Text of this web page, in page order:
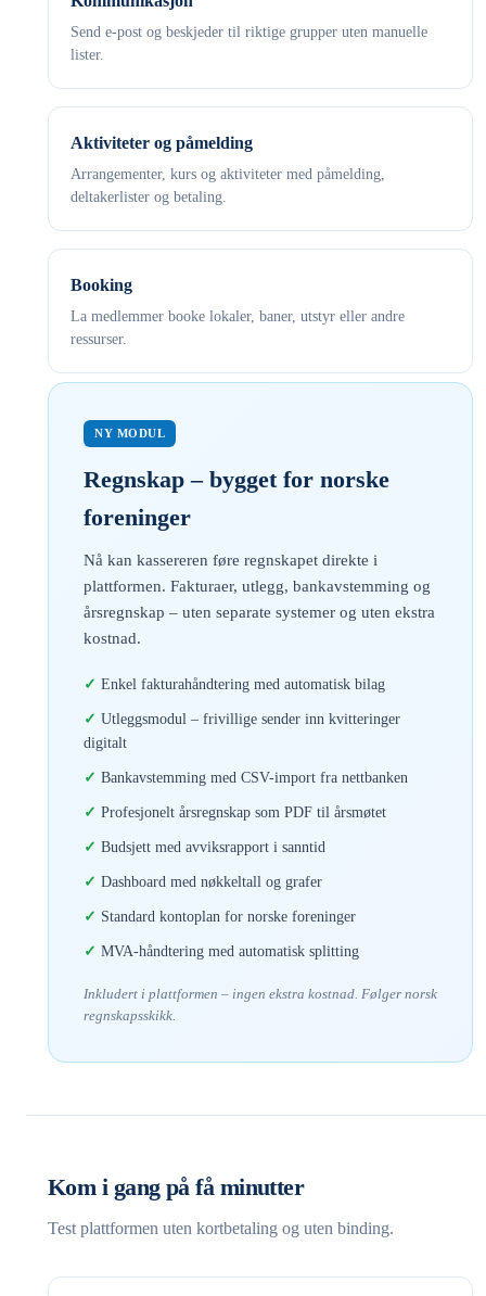
Send e-post og beskjeder til riktige grupper uten manuelle
lister.
Aktiviteter og påmelding
Arrangementer, kurs og aktiviteter med påmelding,
deltakerlister og betaling.
Booking
La medlemmer booke lokaler, baner, utstyr eller andre
ressurser.
NY MODUL
Regnskap – bygget for norske
foreninger
Nå kan kassereren føre regnskapet direkte i
plattformen. Fakturaer, utlegg, bankavstemming og
årsregnskap – uten separate systemer og uten ekstra
kostnad.
Enkel fakturahåndtering med automatisk bilag
Utleggsmodul – frivillige sender inn kvitteringer
digitalt
Bankavstemming med CSV-import fra nettbanken
Profesjonelt årsregnskap som PDF til årsmøtet
Budsjett med avviksrapport i sanntid
Dashboard med nøkkeltall og grafer
Standard kontoplan for norske foreninger
MVA-håndtering med automatisk splitting
Inkludert i plattformen – ingen ekstra kostnad. Følger norsk
regnskapsskikk.
Kom i gang på få minutter
Test plattformen uten kortbetaling og uten binding.